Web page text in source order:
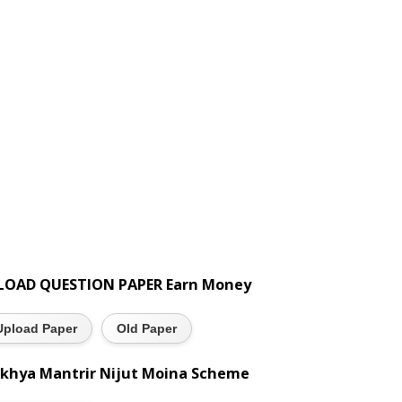
QUESTION PAPER Earn Money
Paper Old Paper
Mantrir Nijut Moina Scheme